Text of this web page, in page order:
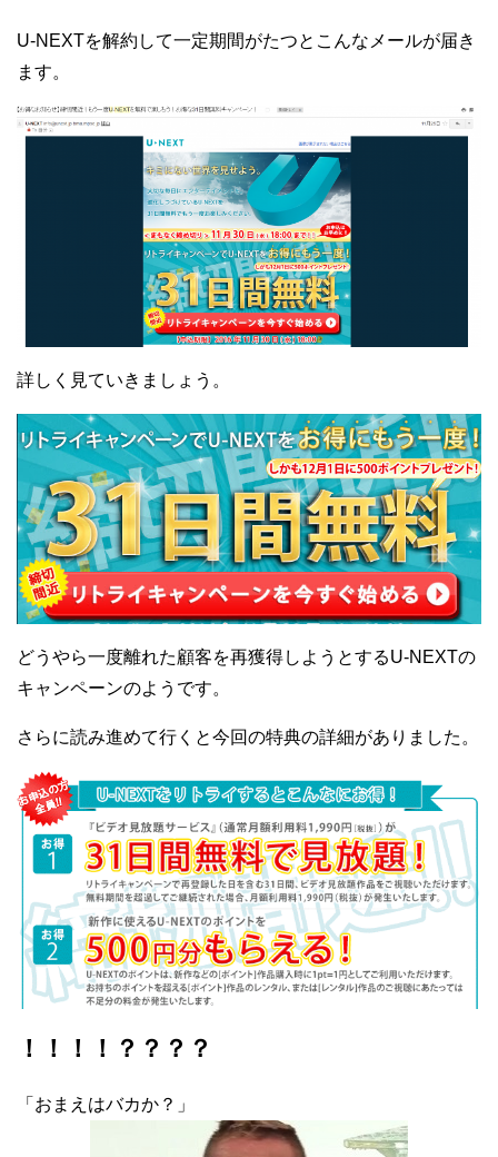
U-NEXTを解約して一定期間がたつとこんなメールが届き
ます。
詳しく見ていきましょう。
どうやら一度離れた顧客を再獲得しようとするU-NEXTの
キャンペーンのようです。
さらに読み進めて行くと今回の特典の詳細がありました。
！！！！？？？？
「おまえはバカか？」